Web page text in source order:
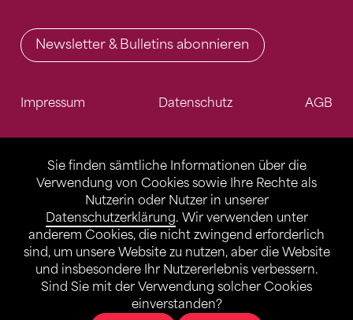
Sie finden sämtliche Informationen über die
Verwendung von Cookies sowie Ihre Rechte als
Nutzerin oder Nutzer in unserer
Datenschutzerklärung. Wir verwenden unter
anderem Cookies, die nicht zwingend erforderlich
sind, um unsere Website zu nutzen, aber die Website
und insbesondere Ihr Nutzererlebnis verbessern.
Sind Sie mit der Verwendung solcher Cookies
einverstanden?
Newsletter & Bulletins abonnieren
Impressum Datenschutz AGB